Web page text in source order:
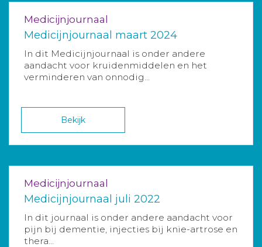
Medicijnjournaal
Medicijnjournaal maart 2024
In dit Medicijnjournaal is onder andere
aandacht voor kruidenmiddelen en het
verminderen van onnodig...
Bekijk
Medicijnjournaal
Medicijnjournaal juli 2022
In dit journaal is onder andere aandacht voor
pijn bij dementie, injecties bij knie-artrose en
thera...